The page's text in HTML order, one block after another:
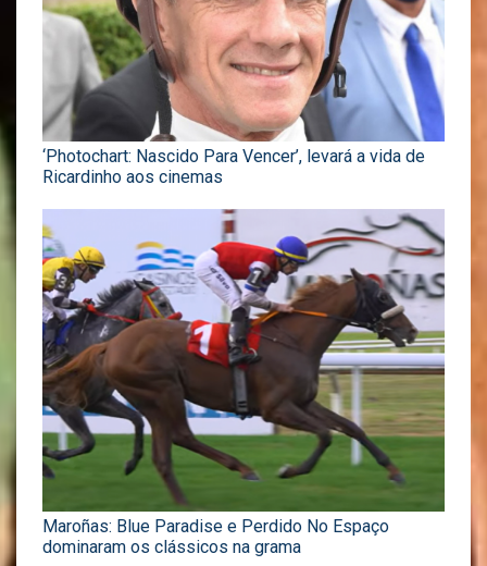
‘Photochart: Nascido Para Vencer’, levará a vida de
Ricardinho aos cinemas
Maroñas: Blue Paradise e Perdido No Espaço
dominaram os clássicos na grama